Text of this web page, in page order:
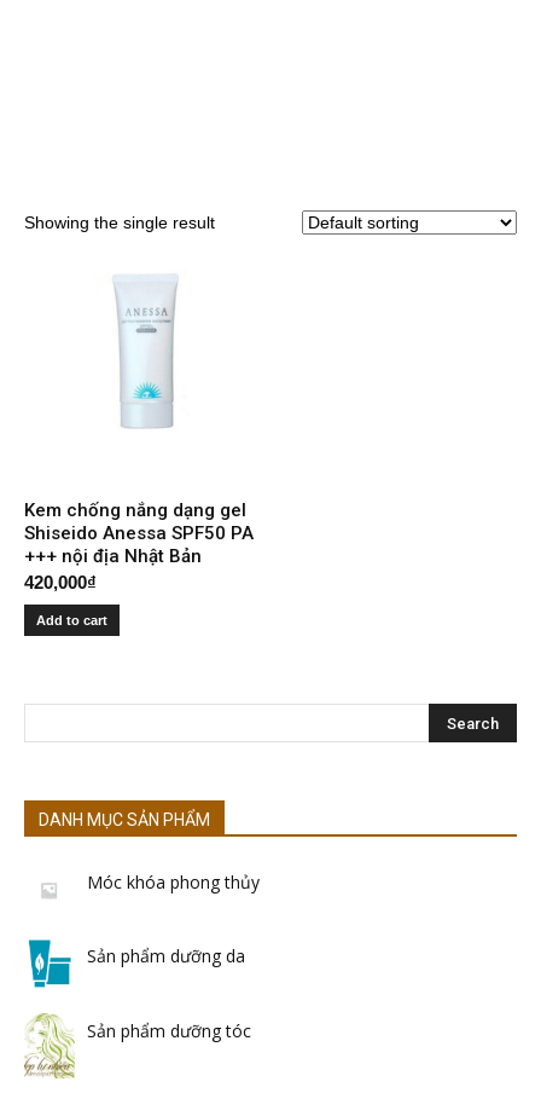
Showing the single result
Kem chống nắng dạng gel
Shiseido Anessa SPF50 PA
+++ nội địa Nhật Bản
420,000₫
Add to cart
DANH MỤC SẢN PHẨM
Móc khóa phong thủy
Sản phẩm dưỡng da
Sản phẩm dưỡng tóc